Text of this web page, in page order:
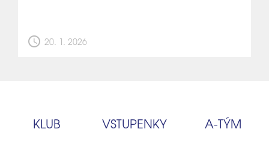
schedule 20. 1. 2026
KLUB VSTUPENKY
A‑TÝM